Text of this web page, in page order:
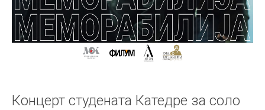
Концерт студената Катедре за соло